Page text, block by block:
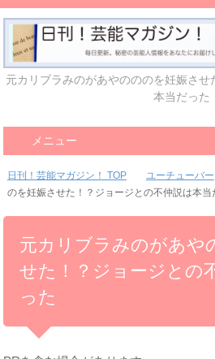
元カリブラみのがあやのののを妊娠さ
本当だった
メニュー
日刊！芸能マガジン！ TOP ユーチューバー
のを妊娠させた！？ジョージとの不仲説は本当
元カリブラみのがあや
せた！？ジョージとの
った